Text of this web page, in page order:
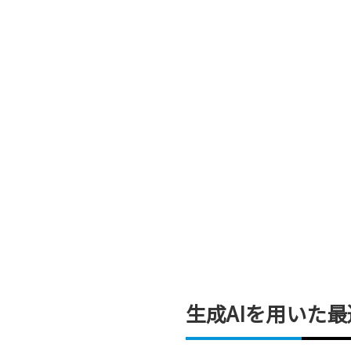
生成AIを用いた